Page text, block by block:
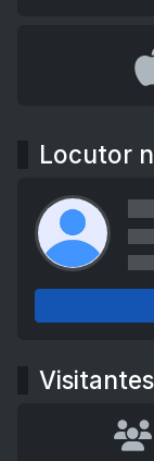
Locutor
Visitantes